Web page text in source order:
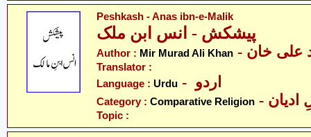
Peshkash - Anas ibn-e-Malik
پیشکش - انس ابن ملک
Author : Mir Murad Ali Khan علی خان
Translator :
Language : Urdu
Category : Comparative Religion ادیان
Topic :